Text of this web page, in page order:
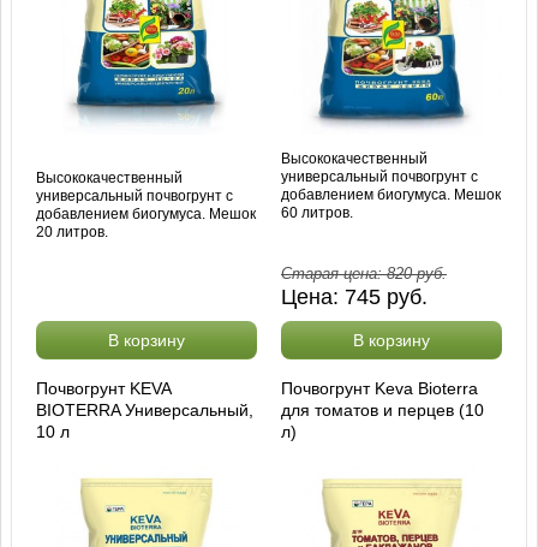
Высококачественный
универсальный почвогрунт с
добавлением биогумуса. Мешок
20 литров.
В корзину
Высококачественный
универсальный почвогрунт с
добавлением биогумуса. Мешок
60 литров.
Старая цена:820руб.
Цена: 745 руб.
В корзину
Почвогрунт KEVA
BIOTERRA Универсальный,
10 л
Почвогрунт Keva Bioterra
для томатов и перцев (10
л)